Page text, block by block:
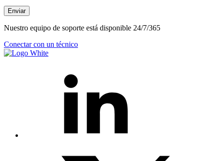
Enviar
Nuestro equipo de soporte está disponible 24/7/365
Conectar con un técnico